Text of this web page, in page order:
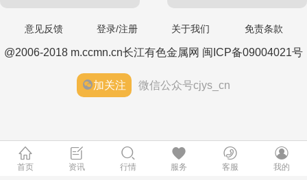
年款凯美瑞（Camry）车型，原因是车辆7英寸组合仪表可能在启动
时出现黑屏，导致转向灯、危险警示灯以及部分提示音功能失效。
韩国经济日报援引不愿具名的业内人士消息，LG 集团会长具光谟下
在首尔会晤，并宣布在机器人、人工智能基础设施、自动驾驶等领
意见反馈 登录/注册 关于我们 免责条款
@2006-2018 m.ccmn.cn长江有色金属网 闽ICP备09004021号
加关注 微信公众号cjys_cn
首页 资讯 行情 服务 客服 我的